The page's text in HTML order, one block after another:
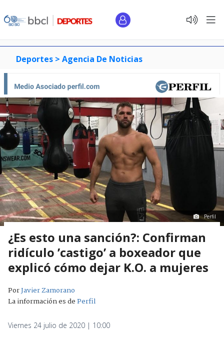
Deportes > Agencia De Noticias
Perfil
¿Es esto una sanción?: Confirman
ridículo ’castigo’ a boxeador que
explicó cómo dejar K.O. a mujeres
PorJavier Zamorano
La información es dePerfil
Viernes 24 julio de 2020 | 10:00